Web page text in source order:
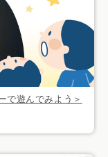
で遊んでみよう＞